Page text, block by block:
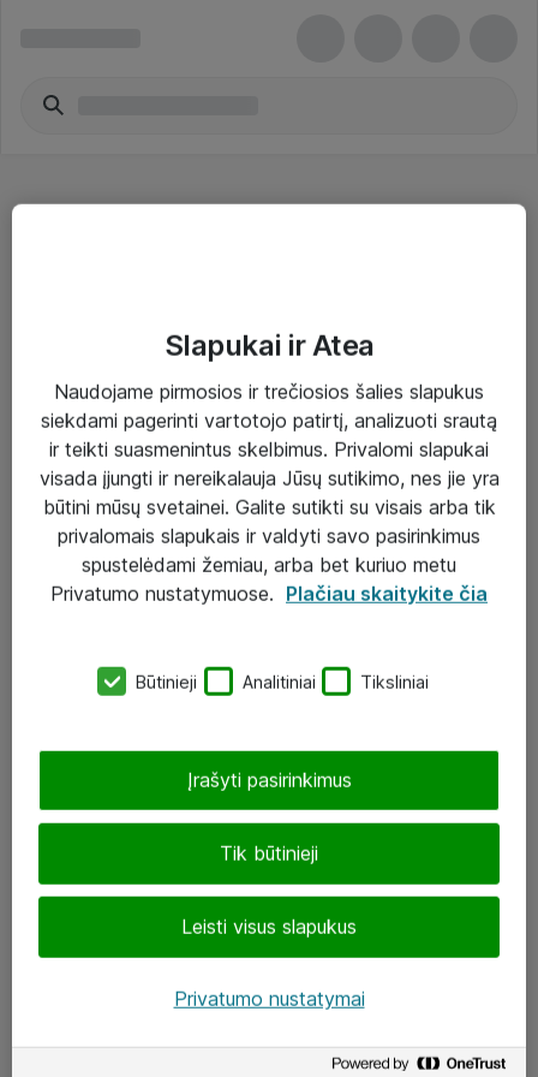
Sprendimai ir paslaugos
Paslaugos
Sprendimai
Įgyvendinti projektai
Atea ekspertų patarimai verslui
UAB „ATEA“
J. Rutkausko g. 6, Vilnius
Atea kontaktai
Aplankykite mus
Slapukai ir Atea
Naudojame pirmosios ir trečiosios šalies slapukus
siekdami pagerinti vartotojo patirtį, analizuoti srautą
ir teikti suasmenintus skelbimus. Privalomi slapukai
visada įjungti ir nereikalauja Jūsų sutikimo, nes jie yra
būtini mūsų svetainei. Galite sutikti su visais arba tik
privalomais slapukais ir valdyti savo pasirinkimus
spustelėdami žemiau, arba bet kuriuo metu
Privatumo nustatymuose. Plačiau skaitykite čia
Būtinieji Analitiniai Tiksliniai
Tik būtinieji
Leisti visus slapukus
Įrašyti pasirinkimus
Privatumo nustatymai